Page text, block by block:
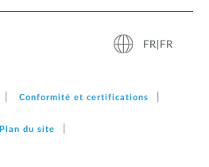
FR|FR
Conformité et certifications
Plan du site